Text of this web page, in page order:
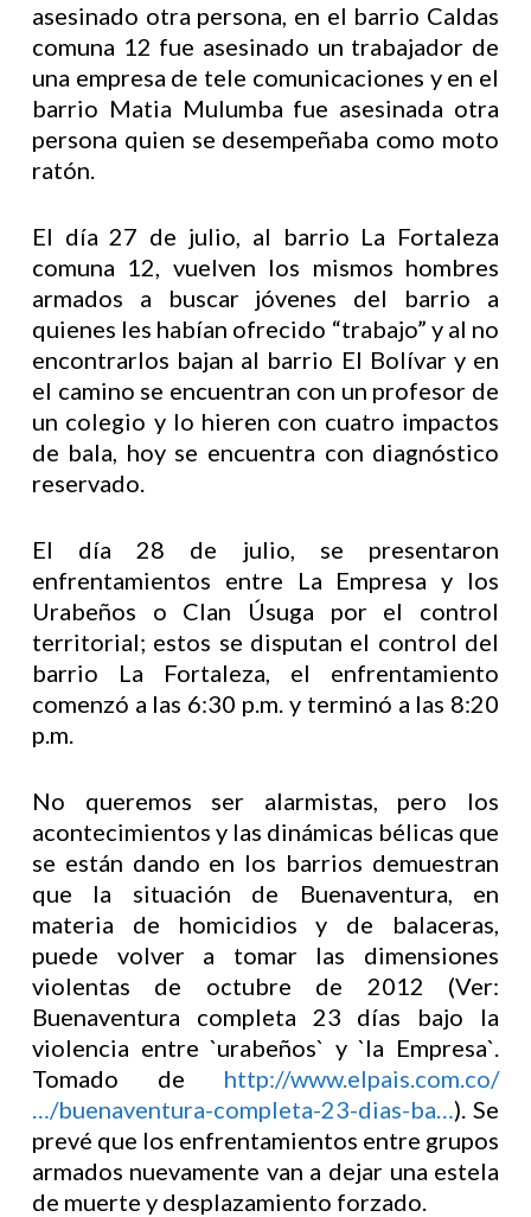
asesinado otra persona, en el barrio Caldas
comuna 12 fue asesinado un trabajador de
una empresa de tele comunicaciones y en el
barrio Matia Mulumba fue asesinada otra
persona quien se desempeñaba como moto
ratón.
El día 27 de julio, al barrio La Fortaleza
comuna 12, vuelven los mismos hombres
armados a buscar jóvenes del barrio a
quienes les habían ofrecido “trabajo” y al no
encontrarlos bajan al barrio El Bolívar y en
el camino se encuentran con un profesor de
un colegio y lo hieren con cuatro impactos
de bala, hoy se encuentra con diagnóstico
reservado.
El día 28 de julio, se presentaron
enfrentamientos entre La Empresa y los
Urabeños o Clan Úsuga por el control
territorial; estos se disputan el control del
barrio La Fortaleza, el enfrentamiento
comenzó a las 6:30 p.m. y terminó a las 8:20
p.m.
No queremos ser alarmistas, pero los
acontecimientos y las dinámicas bélicas que
se están dando en los barrios demuestran
que la situación de Buenaventura, en
materia de homicidios y de balaceras,
puede volver a tomar las dimensiones
violentas de octubre de 2012 (Ver:
Buenaventura completa 23 días bajo la
violencia entre `urabeños` y `la Empresa`.
Tomado de http://www.elpais.com.co/
…/buenaventura-completa-23-dias-ba…). Se
prevé que los enfrentamientos entre grupos
armados nuevamente van a dejar una estela
de muerte y desplazamiento forzado.